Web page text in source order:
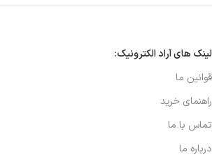
لینک های آراد الکترونیک:
قوانین ما
راهنمای خرید
تماس با ما
درباره ما